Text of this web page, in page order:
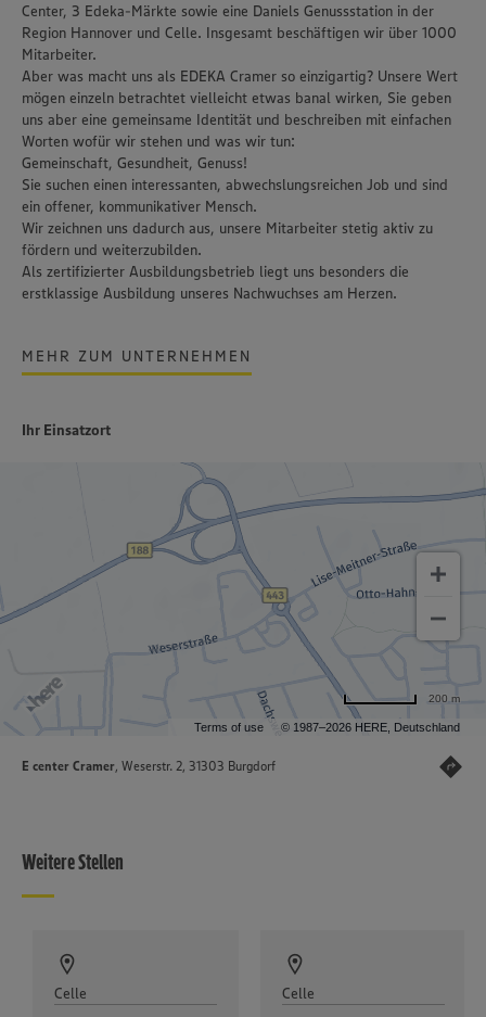
Center, 3 Edeka-Märkte sowie eine Daniels Genussstation in der
Region Hannover und Celle. Insgesamt beschäftigen wir über 1000
Mitarbeiter.
Aber was macht uns als EDEKA Cramer so einzigartig? Unsere Wert
mögen einzeln betrachtet vielleicht etwas banal wirken, Sie geben
uns aber eine gemeinsame Identität und beschreiben mit einfachen
Worten wofür wir stehen und was wir tun:
Gemeinschaft, Gesundheit, Genuss!
Sie suchen einen interessanten, abwechslungsreichen Job und sind
ein offener, kommunikativer Mensch.
Wir zeichnen uns dadurch aus, unsere Mitarbeiter stetig aktiv zu
fördern und weiterzubilden.
Als zertifizierter Ausbildungsbetrieb liegt uns besonders die
erstklassige Ausbildung unseres Nachwuchses am Herzen.
MEHR ZUM UNTERNEHMEN
Ihr Einsatzort
Terms of use © 1987–2026 HERE, Deutschland
200 m
E center Cramer, Weserstr. 2, 31303 Burgdorf
Weitere Stellen
Celle Celle